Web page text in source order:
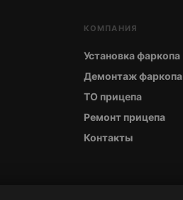
КОМПАНИЯ
Установка фаркопа
Демонтаж фаркопа
ТО прицепа
Ремонт прицепа
Контакты